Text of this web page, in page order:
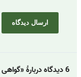
6 دیدگاه دربارهٔ «گواهی عدم حضور یا گواهی اعلام حضور؟»